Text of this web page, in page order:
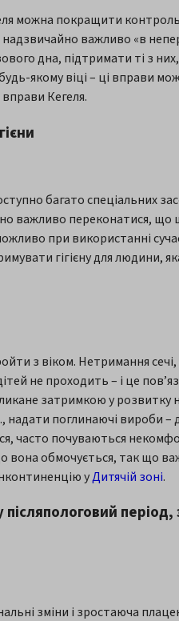
можна покращити
важливо «в
дна, підтримати ті з
якому віці – ці вправи
Кегеля.
багато спеціальних
переконатися, що
при використанні
гігієну для людини,
з віком. Нетримання
не проходить – і це
затримкою у
поглинаючі вироби
часто почуваються
обмочується, так що
уДитячій зоні.
післяпологовий
зміни і зростаюча